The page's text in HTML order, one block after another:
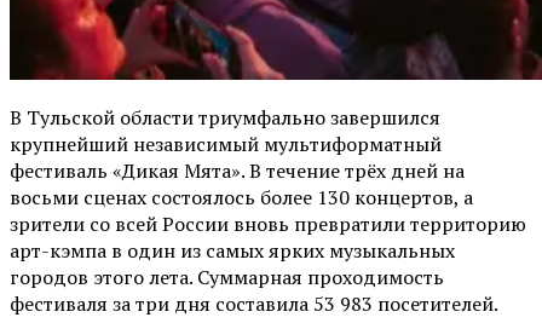
В Тульской области триумфально завершился
крупнейший независимый мультиформатный
фестиваль «Дикая Мята». В течение трёх дней на
восьми сценах состоялось более 130 концертов, а
зрители со всей России вновь превратили территорию
арт-кэмпа в один из самых ярких музыкальных
городов этого лета. Суммарная проходимость
фестиваля за три дня составила 53 983 посетителей.